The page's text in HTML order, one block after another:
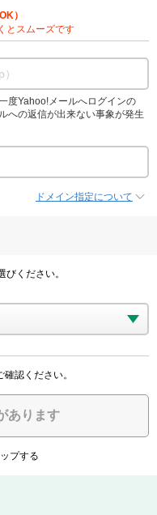
）
とスムーズです
度Yahoo!メールへログインの
への返信が出来ない事象が発生
ドメイン指定について
ください。
確認ください。
あります
プする